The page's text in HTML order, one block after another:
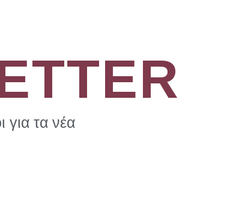
για τα νέα